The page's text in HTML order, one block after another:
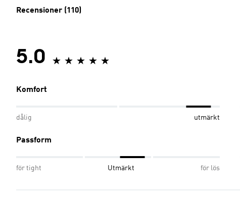
Recensioner (110)
5.0
Komfort
dålig utmärkt
Passform
för tight Utmärkt för lös